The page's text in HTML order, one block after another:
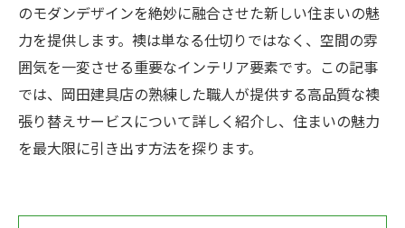
のモダンデザインを絶妙に融合させた新しい住まいの魅
力を提供します。襖は単なる仕切りではなく、空間の雰
囲気を一変させる重要なインテリア要素です。この記事
では、岡田建具店の熟練した職人が提供する高品質な襖
張り替えサービスについて詳しく紹介し、住まいの魅力
を最大限に引き出す方法を探ります。